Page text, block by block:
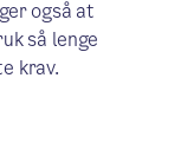
også at
så lenge
krav.